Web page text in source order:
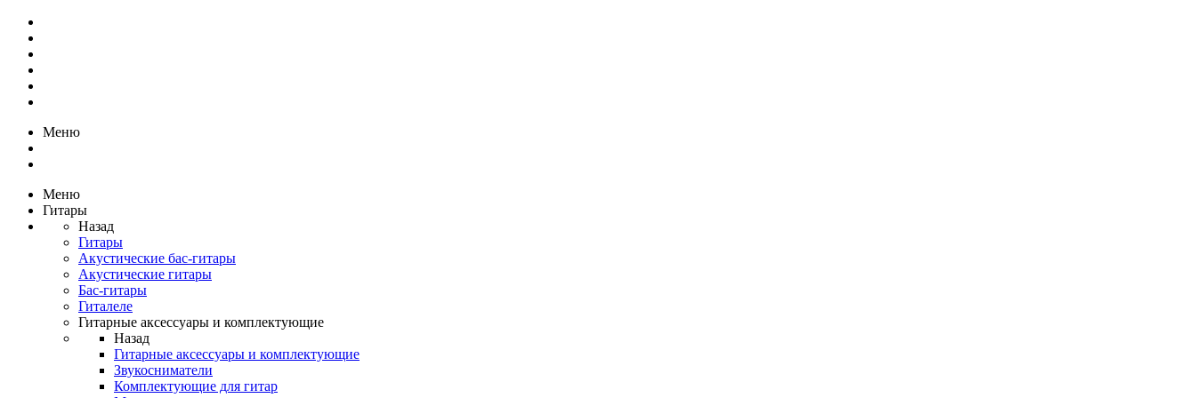
Меню
Меню
Гитары
Назад
Гитары
Акустические бас-гитары
Акустические гитары
Бас-гитары
Гиталеле
Гитарные аксессуары и комплектующие
Назад
Гитарные аксессуары и комплектующие
Звукосниматели
Комплектующие для гитар